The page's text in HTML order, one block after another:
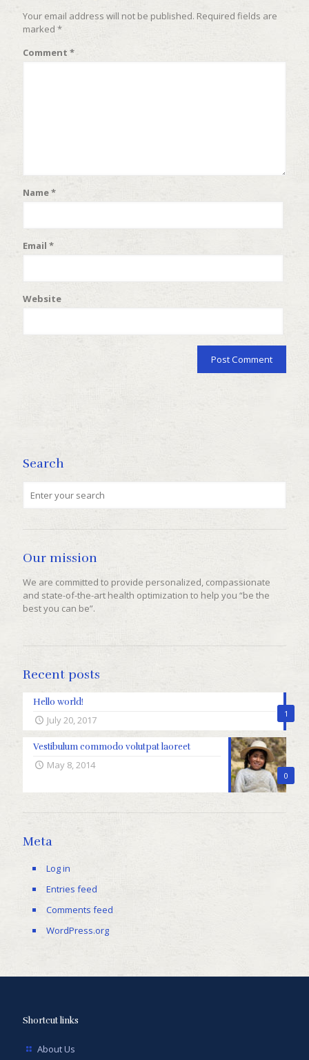
Your email address will not be published. Required fields are
marked *
Comment *
Name*
Email *
Website
Search
Our mission
We are committed to provide personalized, compassionate
and state-of-the-art health optimization to help you “be the
best you can be”.
Recent posts
1
Hello world!
July 20, 2017
0
Vestibulum commodo volutpat laoreet
May 8, 2014
Meta
Log in
Entries feed
Comments feed
WordPress.org
Shortcut links
About Us